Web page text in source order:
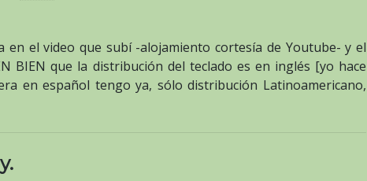
el video que subí -alojamiento cortesía de Youtube- y el
BIEN que la distribución del teclado es en inglés [yo hace
en español tengo ya, sólo distribución Latinoamericano,